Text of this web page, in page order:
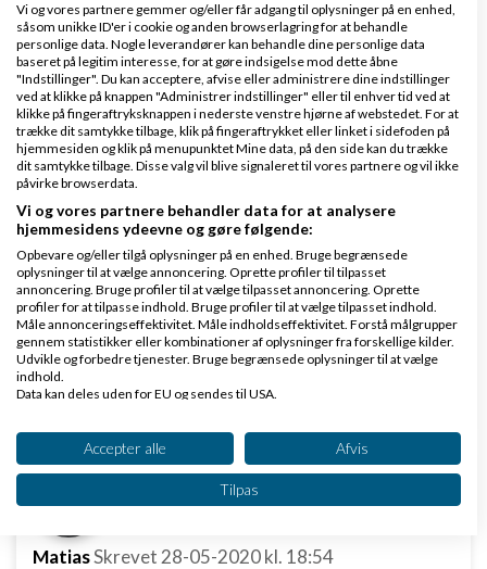
Christoffer SSkrevet28-05-2020kl. 14:50
Hej LostinSpace medier er virkelig dygtige
anbefalede dem til min svoger i MR maler og de er
blevet virkelig glade for den du kan kontakte dem på
telefon 50207010
Svar
MatiasSkrevet 28-05-2020kl. 18:54
Vi og vores partnere gemmer og/eller får adgang til oplysninger på en enhed,
såsom unikke ID'er i cookie og anden browserlagring for at behandle
personlige data. Nogle leverandører kan behandle dine personlige data
baseret på legitim interesse, for at gøre indsigelse mod dette åbne
"Indstillinger". Du kan acceptere, afvise eller administrere dine indstillinger
ved at klikke på knappen "Administrer indstillinger" eller til enhver tid ved at
klikke på fingeraftryksknappen i nederste venstre hjørne af webstedet. For at
trække dit samtykke tilbage, klik på fingeraftrykket eller linket i sidefoden på
hjemmesiden og klik på menupunktet Mine data, på den side kan du trække
dit samtykke tilbage. Disse valg vil blive signaleret til vores partnere og vil ikke
påvirke browserdata.
Vi og vores partnere behandler data for at analysere
hjemmesidens ydeevne og gøre følgende:
Opbevare og/eller tilgå oplysninger på en enhed. Bruge begrænsede
oplysninger til at vælge annoncering. Oprette profiler til tilpasset
annoncering. Bruge profiler til at vælge tilpasset annoncering. Oprette
profiler for at tilpasse indhold. Bruge profiler til at vælge tilpasset indhold.
Måle annonceringseffektivitet. Måle indholdseffektivitet. Forstå målgrupper
gennem statistikker eller kombinationer af oplysninger fra forskellige kilder.
Udvikle og forbedre tjenester. Bruge begrænsede oplysninger til at vælge
indhold.
Data kan deles uden for EU og sendes til USA.
Se partnerliste (2 IAB-leverandører)
Vi bruger dine data til følgende formål:
IAB's behandlingsformål:
Opbevare og/eller tilgå oplysninger på en
enhed
Accepter alle Afvis
Tilpas